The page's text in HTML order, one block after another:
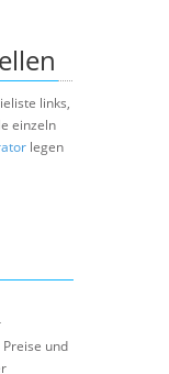
links,
einzeln
legen
und